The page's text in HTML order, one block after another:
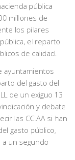
pública
millones de
los pilares
el reparto
de calidad.
ayuntamientos
del gasto del
de un exiguo 13
y debate
las CC.AA si han
gasto público,
un segundo